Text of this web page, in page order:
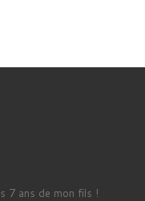
7 ans de mon fils !